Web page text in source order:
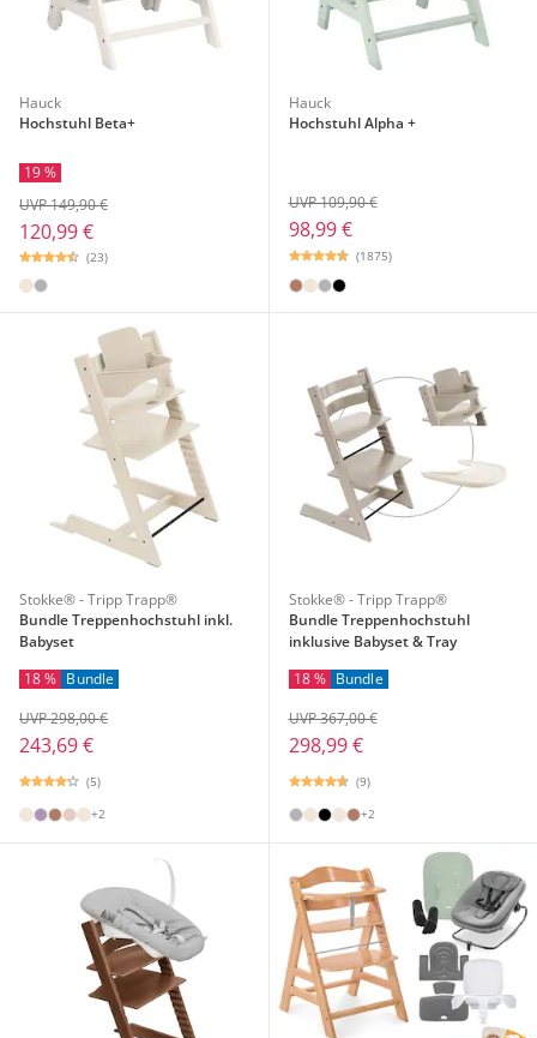
Hauck
Hochstuhl Beta+
19 %
120,99 €
UVP 149,90 €
(23)
Hauck
Hochstuhl Alpha +
98,99 €
UVP 109,90 €
(1875)
Stokke® - Tripp Trapp®
Bundle Treppenhochstuhl inkl.
Babyset
18 % Bundle
243,69 €
UVP 298,00 €
(5)
+2
Stokke® - Tripp Trapp®
Bundle Treppenhochstuhl
inklusive Babyset & Tray
18 % Bundle
298,99 €
UVP 367,00 €
(9)
+2